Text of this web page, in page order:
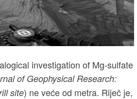
investigation of Mg-sulfate
of Geophysical Research:
site) ne veće od metra. Riječ je,